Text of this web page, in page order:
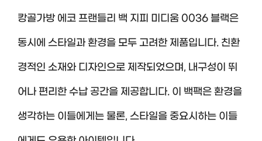
캉골가방 에코 프랜들리 백 지피 미디움 0036 블랙은
동시에 스타일과 환경을 모두 고려한 제품입니다. 친환
경적인 소재와 디자인으로 제작되었으며, 내구성이 뛰
어나 편리한 수납 공간을 제공합니다. 이 백팩은 환경을
생각하는 이들에게는 물론, 스타일을 중요시하는 이들